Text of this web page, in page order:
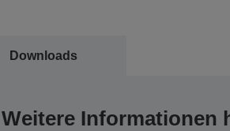
Downloads
Weitere Informationen